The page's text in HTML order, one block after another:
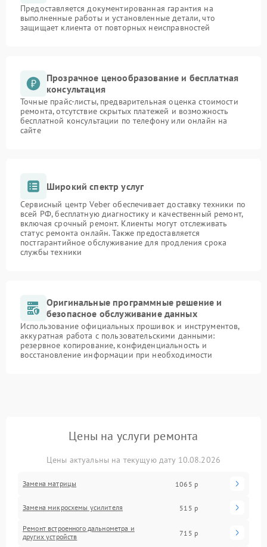
Предоставляется документированная гарантия на
выполненные работы и установленные детали, что
защищает клиента от повторных неисправностей
Прозрачное ценообразование и бесплатная
консультация
Точные прайс-листы, предварительная оценка стоимости
ремонта, отсутствие скрытых платежей и возможность
бесплатной консультации по телефону или онлайн на
сайте
Широкий спектр услуг
Сервисный центр Veber обеспечивает доставку техники по
всей РФ, бесплатную диагностику и качественный ремонт,
включая срочный ремонт. Клиенты могут отслеживать
статус ремонта онлайн. Также предоставляется
постгарантийное обслуживание для продления срока
службы техники
Оригинальные программные решение и
безопасное обслуживание данных
Использование официальных прошивок и инструментов,
аккуратная работа с пользовательскими данными:
резервное копирование, конфиденциальность и
восстановление информации при необходимости
Цены на услуги ремонта
Цены актуальны на текущую дату 10.08.2026
Замена матрицы 1065 р
Замена микросхемы усилителя 515 р
Ремонт встроенного дальнометра и
других устройств
715 р